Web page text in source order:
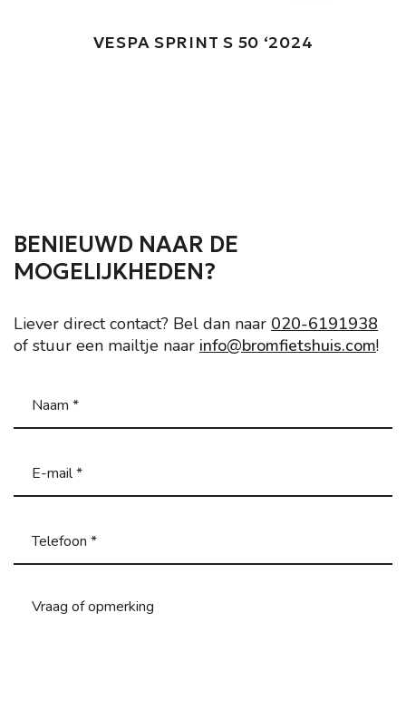
VESPA SPRINT S 50 ‘2024
BENIEUWD NAAR DE
MOGELIJKHEDEN?
Liever direct contact? Bel dan naar 020-6191938
of stuur een mailtje naar info@bromfietshuis.com!